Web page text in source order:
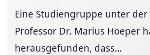
Eine Studiengruppe unter
Professor Dr. Marius Hoeper
herausgefunden, dass...